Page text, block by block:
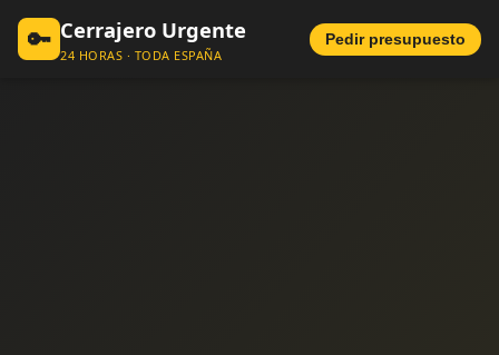
🔑 Cerrajero Urgente
24 HORAS · TODA ESPAÑA
Pedir presupuesto